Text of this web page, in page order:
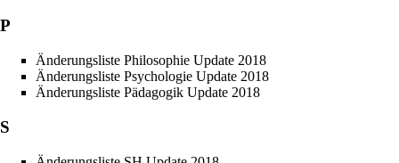
P
Änderungsliste Philosophie Update 2018
Änderungsliste Psychologie Update 2018
Änderungsliste Pädagogik Update 2018
S